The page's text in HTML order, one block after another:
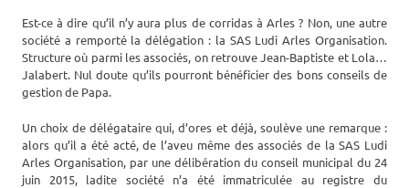
Est-ce à dire qu’il n’y aura plus de corridas à Arles ? Non, une autre
société a remporté la délégation : la SAS Ludi Arles Organisation.
Structure où parmi les associés, on retrouve Jean-Baptiste et Lola…
Jalabert. Nul doute qu’ils pourront bénéficier des bons conseils de
gestion de Papa.
Un choix de délégataire qui, d’ores et déjà, soulève une remarque :
alors qu’il a été acté, de l’aveu même des associés de la SAS Ludi
Arles Organisation, par une délibération du conseil municipal du 24
juin 2015, ladite société n’a été immatriculée au registre du